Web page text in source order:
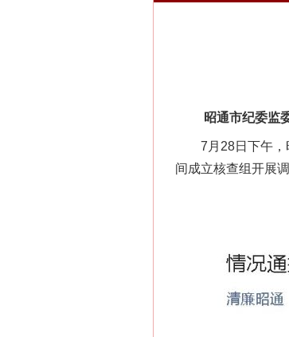
昭通市纪委监委
7月28日下午，昭
间成立核查组开展